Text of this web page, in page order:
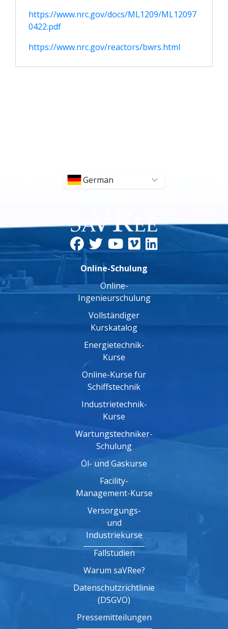
https://www.nrc.gov/docs/ML1209/ML12097
0422.pdf
https://www.nrc.gov/reactors/bwrs.html
German
Online-Schulung
Online-
Ingenieurschulung
Vollständiger
Kurskatalog
Energietechnik-
Kurse
Online-Kurse für
Schiffstechnik
Industrietechnik-
Kurse
Wartungstechniker-
Schulung
Öl- und Gaskurse
Facility-
Management-Kurse
Versorgungs-
und
Industriekurse
Fallstudien
Warum saVRee?
Datenschutzrichtlinie
(DSGVO)
Pressemitteilungen